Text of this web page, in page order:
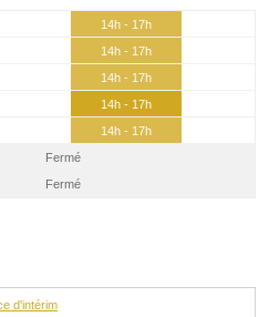
14h - 17h
14h - 17h
14h - 17h
14h - 17h
14h - 17h
Fermé
Fermé
d'intérim